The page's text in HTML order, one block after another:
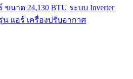
ขนาด 24,130 BTU ระบบ Inverter
น แอร์ เครื่องปรับอากาศ